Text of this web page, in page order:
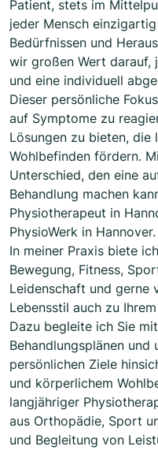
Patient, stets im
jeder Mensch
Bedürfnissen und
wir großen Wert darauf,
und eine individuell
Dieser persönliche
auf Symptome zu
Lösungen zu bieten, die
Wohlbefinden fördern.
Unterschied, den eine
Behandlung machen
Physiotherapeut in
PhysioWerk in
In meiner Praxis biete
Bewegung, Fitness,
Leidenschaft und gerne
Lebensstil auch zu
Dazu begleite ich Sie
Behandlungsplänen
persönlichen Ziele
und körperlichem
langjähriger
aus Orthopädie, Sport
und Begleitung von